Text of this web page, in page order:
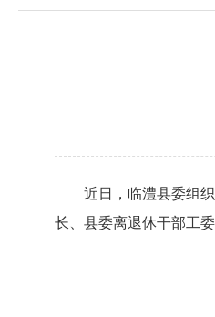
近日，临澧县委组
长、县委离退休干部工